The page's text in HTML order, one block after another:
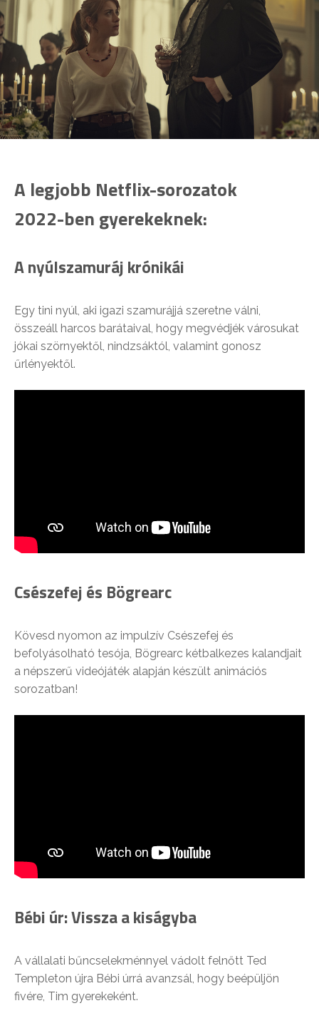
A legjobb Netflix-sorozatok
2022-ben gyerekeknek:
A nyúlszamuráj krónikái
Egy tini nyúl, aki igazi szamurájjá szeretne válni,
összeáll harcos barátaival, hogy megvédjék városukat
jókai szörnyektől, nindzsáktól, valamint gonosz
űrlényektől.
Csészefej és Bögrearc
Kövesd nyomon az impulzív Csészefej és
befolyásolható tesója, Bögrearc kétbalkezes kalandjait
a népszerű videójáték alapján készült animációs
sorozatban!
Bébi úr: Vissza a kiságyba
A vállalati bűncselekménnyel vádolt felnőtt Ted
Templeton újra Bébi úrrá avanzsál, hogy beépüljön
fivére, Tim gyerekeként.